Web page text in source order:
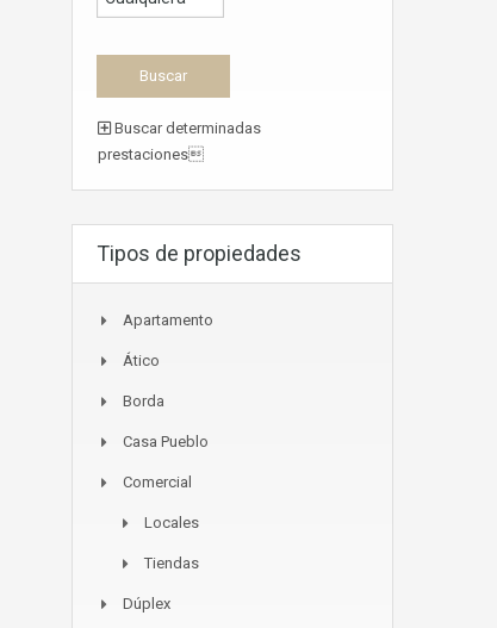
Buscar determinadas
prestaciones
Tipos de propiedades
Apartamento
Ático
Borda
Casa Pueblo
Comercial
Locales
Tiendas
Dúplex